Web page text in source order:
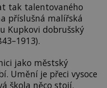
tak talentovaného
příslušná malířská
Kupkovi dobrušský
jako městský
Umění je přeci vysoce
škola něco stojí.